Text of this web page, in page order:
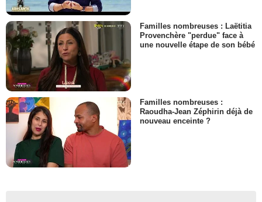
Familles nombreuses : Laëtitia
Provenchère "perdue" face à
une nouvelle étape de son bébé
Familles nombreuses :
Raoudha-Jean Zéphirin déjà de
nouveau enceinte ?